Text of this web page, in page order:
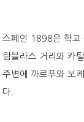
스페인 1898은 학교
람블라스 거리와 카
주변에 까르푸와 보
다.